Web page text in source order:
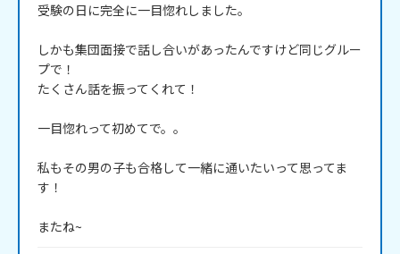
受験の日に完全に一目惚れしました。
しかも集団面接で話し合いがあったんですけど同じグルー
プで！
たくさん話を振ってくれて！
一目惚れって初めてで。。
私もその男の子も合格して一緒に通いたいって思ってま
す！
またね~